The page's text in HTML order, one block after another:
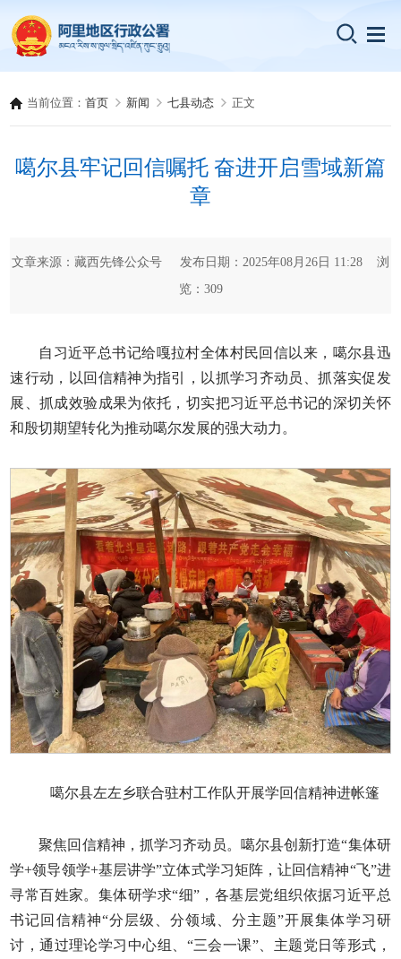
当前位置：首页 新闻 七县动态 正文
噶尔县牢记回信嘱托 奋进开启雪域新篇
章
文章来源：藏西先锋公众号 发布日期：2025年08月26日 11:28 浏
览： 309
自习近平总书记给嘎拉村全体村民回信以来，噶尔县迅
速行动，以回信精神为指引，以抓学习齐动员、抓落实促发
展、抓成效验成果为依托，切实把习近平总书记的深切关怀
和殷切期望转化为推动噶尔发展的强大动力。
噶尔县左左乡联合驻村工作队开展学回信精神进帐篷
聚焦回信精神，抓学习齐动员。噶尔县创新打造“集体研
学+领导领学+基层讲学”立体式学习矩阵，让回信精神“飞”进
寻常百姓家。集体研学求“细”，各基层党组织依据习近平总
书记回信精神“分层级、分领域、分主题”开展集体学习研
讨，通过理论学习中心组、“三会一课”、主题党日等形式，